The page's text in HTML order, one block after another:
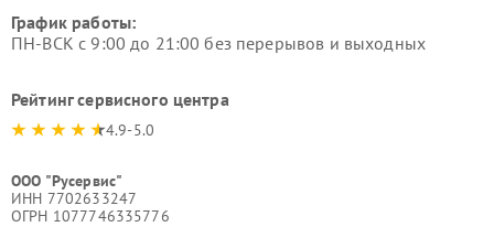
График работы:
ПН-ВСК с 9:00 до 21:00 без перерывов и выходных
Рейтинг сервисного центра
4.9-5.0
ООО "Русервис"
ИНН 7702633247
ОГРН 1077746335776